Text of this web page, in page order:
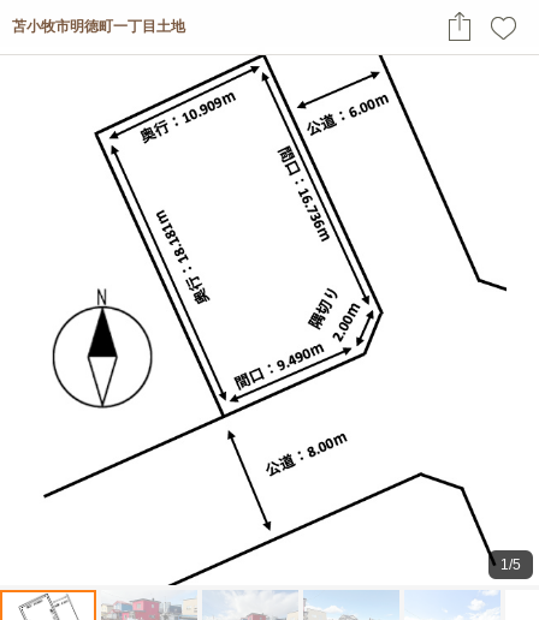
1/5
苫小牧市明徳町一丁目土地